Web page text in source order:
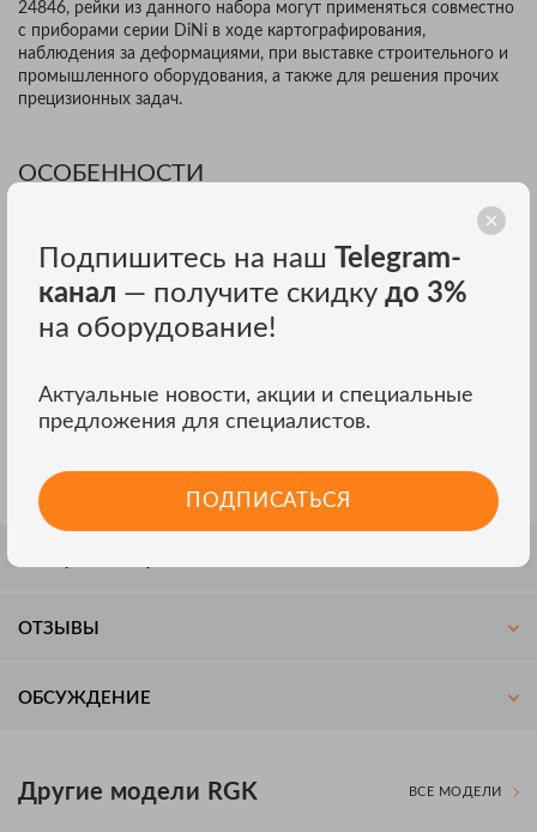
24846, рейки из данного набора могут применяться совместно
с приборами серии DiNi в ходе картографирования,
наблюдения за деформациями, при выставке строительного и
промышленного оборудования, а также для решения прочих
прецизионных задач.
ОСОБЕННОСТИ
Инварные рейки из комплекта RGK INVOR DN3 изготовлены из
шкалой, изготовленной из материала, мало подверженного
температурным деформациям. Кодировка изделия включает в
себя набор 2-сантиметровых кодовых блоков, с элементами и
промежутками между ними разной ширины. Они являются
попадает лишь 30-сантиметровый участок шкалы.
предохраняя от негативных внешних воздействий.
ОТЗЫВЫ
ОБСУЖДЕНИЕ
Другие модели RGK ВСЕ МОДЕЛИ
Подпишитесь на наш Telegram-
канал — получите скидку до 3%
на оборудование!
Актуальные новости, акции и специальные
предложения для специалистов.
ПОДПИСАТЬСЯ